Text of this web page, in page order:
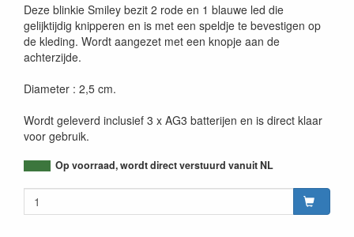
Deze blinkie Smiley bezit 2 rode en 1 blauwe led die
gelijktijdig knipperen en is met een speldje te bevestigen op
de kleding. Wordt aangezet met een knopje aan de
achterzijde.
Diameter : 2,5 cm.
Wordt geleverd inclusief 3 x AG3 batterijen en is direct klaar
voor gebruik.
Op voorraad, wordt direct verstuurd vanuit NL